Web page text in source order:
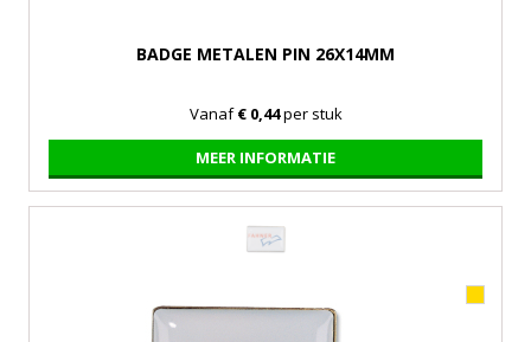
BADGE METALEN PIN 26X14MM
Vanaf€ 0,44per stuk
MEER INFORMATIE